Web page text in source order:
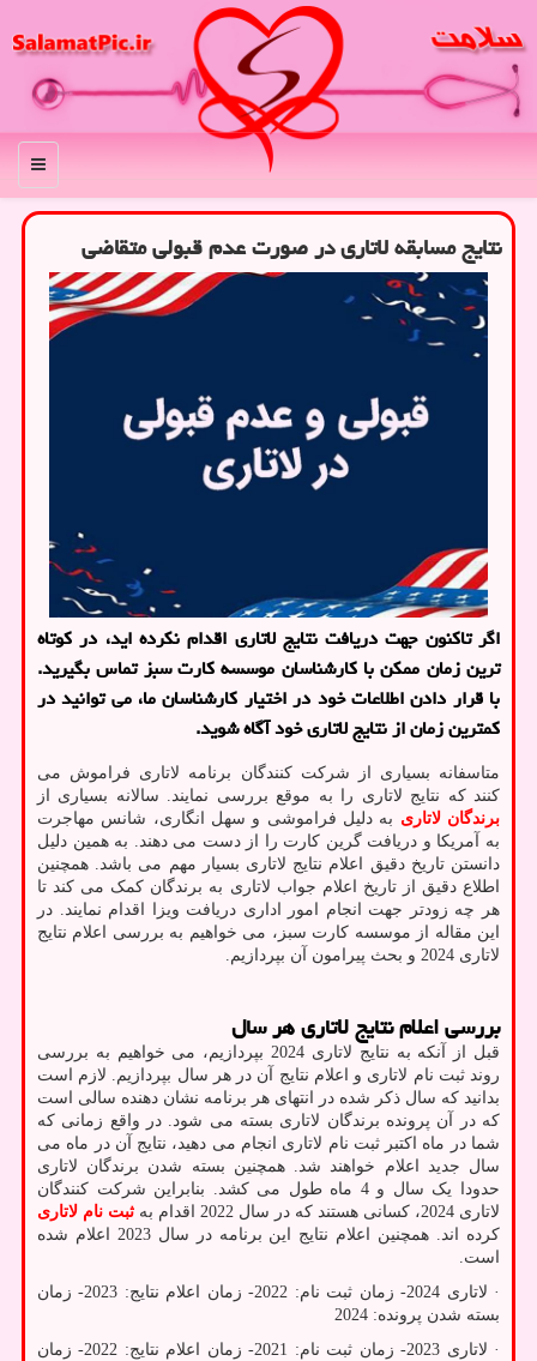
منو
نتایج مسابقه لاتاری در صورت عدم قبولی متقاضی
اگر تاکنون جهت دریافت نتایج لاتاری اقدام نکرده اید، در کوتاه
ترین زمان ممکن با کارشناسان موسسه کارت سبز تماس بگیرید.
با قرار دادن اطلاعات خود در اختیار کارشناسان ما، می توانید در
کمترین زمان از نتایج لاتاری خود آگاه شوید.
متاسفانه بسیاری از شرکت کنندگان برنامه لاتاری فراموش می
کنند که نتایج لاتاری را به موقع بررسی نمایند. سالانه بسیاری از
برندگان لاتاری به دلیل فراموشی و سهل انگاری، شانس مهاجرت
به آمریکا و دریافت گرین کارت را از دست می دهند. به همین دلیل
دانستن تاریخ دقیق اعلام نتایج لاتاری بسیار مهم می باشد. همچنین
اطلاع دقیق از تاریخ اعلام جواب لاتاری به برندگان کمک می کند تا
هر چه زودتر جهت انجام امور اداری دریافت ویزا اقدام نمایند. در
این مقاله از موسسه کارت سبز، می خواهیم به بررسی اعلام نتایج
لاتاری 2024 و بحث پیرامون آن بپردازیم.
بررسی اعلام نتایج لاتاری هر سال
قبل از آنکه به نتایج لاتاری 2024 بپردازیم، می خواهیم به بررسی
روند ثبت نام لاتاری و اعلام نتایج آن در هر سال بپردازیم. لازم است
بدانید که سال ذکر شده در انتهای هر برنامه نشان دهنده سالی است
که در آن پرونده برندگان لاتاری بسته می شود. در واقع زمانی که
شما در ماه اکتبر ثبت نام لاتاری انجام می دهید، نتایج آن در ماه می
سال جدید اعلام خواهند شد. همچنین بسته شدن برندگان لاتاری
حدودا یک سال و 4 ماه طول می کشد. بنابراین شرکت کنندگان
لاتاری 2024، کسانی هستند که در سال 2022 اقدام به
ثبت نام لاتاری
کرده اند. همچنین اعلام نتایج این برنامه در سال 2023 اعلام شده
است.
· لاتاری 2024- زمان ثبت نام: 2022- زمان اعلام نتایج: 2023- زمان
بسته شدن پرونده: 2024
· لاتاری 2023- زمان ثبت نام: 2021- زمان اعلام نتایج: 2022- زمان